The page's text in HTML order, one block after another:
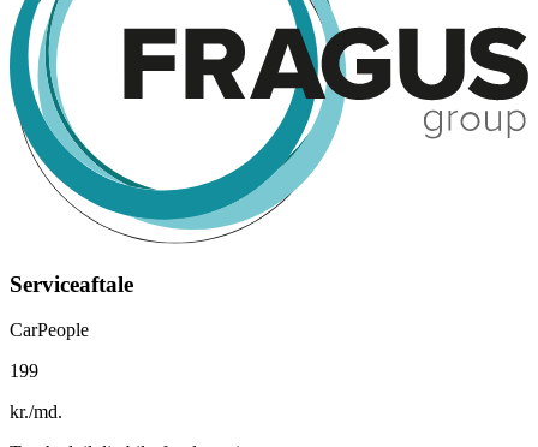
Serviceaftale
CarPeople
199
kr./md.